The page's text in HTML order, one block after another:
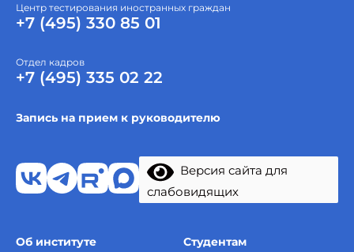
Центр тестирования иностранных граждан
+7 (495) 330 85 01
Отдел кадров
+7 (495) 335 02 22
Запись на прием к руководителю
Версия сайта для
слабовидящих
Об институте Студентам